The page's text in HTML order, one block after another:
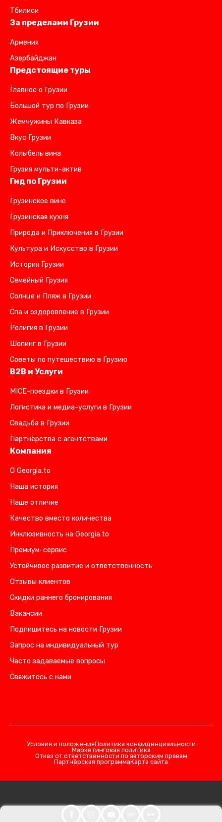
Тбилиси
За пределами Грузии
Армения
Азербайджан
Предстоящие туры
Главное о Грузии
Большой тур по Грузии
Жемчужины Кавказа
Вкус Грузии
Колыбель вина
Грузия мульти-актив
Гид по Грузии
Грузинское вино
Грузинская кухня
Природа и Приключения в Грузии
Культура и Искусство в Грузии
История Грузии
Семейный Грузия
Солнце и Пляж в Грузии
Спа и оздоровление в Грузии
Религия в Грузии
Шопинг в Грузии
Советы по путешествию в Грузию
B2B и Услуги
MICE-поездки в Грузии
Логистика и медиа-услуги в Грузии
Свадьба в Грузии
Партнёрства с агентствами
Компания
О Georgia.to
Наша история
Наше отличие
Качество вместо количества
Инклюзивность на Georgia.to
Премиум-сервис
Устойчивое развитие и ответственность
Отзывы клиентов
Скидки раннего бронирования
Вакансии
Подпишитесь на новости Грузии
Запрос на индивидуальный тур
Часто задаваемые вопросы
Свяжитесь с нами
Условия и положенияПолитика конфиденциальности
Маркетинговая политика
Отказ от ответственности по авторским правам
Партнёрская программаКарта сайта